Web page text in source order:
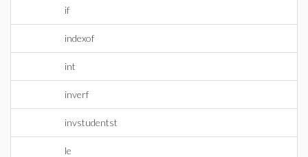
if
indexof
int
inverf
invstudentst
le